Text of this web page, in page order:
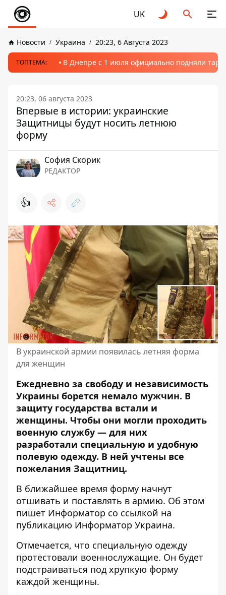
UK
Новости Украина 20:23, 6 Августа 2023
ТОПТЕМА: В Днепре с 1 июля официально подняли
20:23, 06 августа 2023
Впервые в истории: украинские
Защитницы будут носить летнюю
форму
София Скорик
РЕДАКТОР
👍
В украинской армии появилась летняя форма
для женщин
Ежедневно за свободу и независимость
Украины борется немало мужчин. В
защиту государства встали и
женщины. Чтобы они могли проходить
военную службу — для них
разработали специальную и удобную
полевую одежду. В ней учтены все
пожелания Защитниц.
В ближайшее время форму начнут
отшивать и поставлять в армию. Об этом
пишет Информатор со ссылкой на
публикацию Информатор Украина.
Отмечается, что специальную одежду
протестовали военнослужащие. Он будет
подстраиваться под хрупкую форму
каждой женщины.